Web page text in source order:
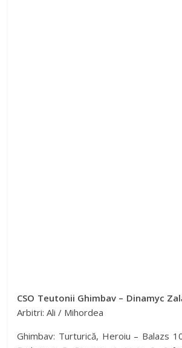
CSO Teutonii Ghimbav – Dinamyc
Arbitri: Ali / Mihordea
Ghimbav: Turturică, Heroiu – Balazs